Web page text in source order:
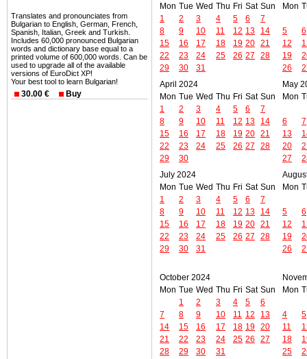
Translates and pronounciates from
Bulgarian to English, German, French,
Spanish, Italian, Greek and Turkish.
Includes 60,000 pronounced Bulgarian
words and dictionary base equal to a
printed volume of 600,000 words. Can be
used to upgrade all of the available
versions of EuroDict XP!
Your best tool to learn Bulgarian!
30.00 € Buy
Mon Tue Wed Thu Fri Sat Sun
1
2 3 4 5 6
7
8
9 10 11 12 13
14
15
16 17 18 19 20 21
22
23 24 25 26 27
28
29
30 31
Mon
5
6
12
19
26
April 2024
Mon Tue Wed Thu Fri Sat Sun
1
2 3 4 5 6
7
8
9 10 11 12 13
14
15
16 17 18 19 20 21
22
23 24 25 26 27
28
29
30
May
Mon
6
7
13
20
27
July 2024
Mon Tue Wed Thu Fri Sat Sun
1
2 3 4 5 6
7
8
9 10 11 12 13
14
15
16 17 18 19 20 21
22
23 24 25 26 27
28
29
30 31
Mon
5
6
12
19
26
October 2024
Mon Tue Wed Thu Fri Sat Sun
1
2 3 4 5
6
7
8 9 10 11 12
13
14
15 16 17 18 19 20
21
22 23 24 25 26
27
28
29 30 31
Mon
4
5
11
18
25